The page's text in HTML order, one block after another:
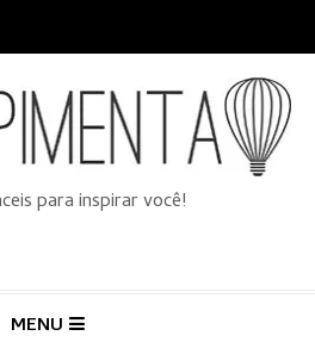
para inspirar você!
MENU